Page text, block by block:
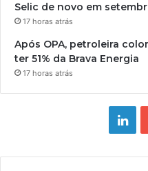
Selic de novo em
17 horas atrás
Após OPA, petroleira
ter 51% da Brava Energia
17 horas atrás